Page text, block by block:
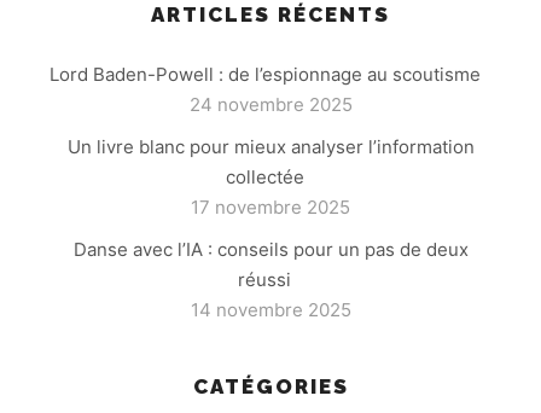
ARTICLES RÉCENTS
Lord Baden-Powell : de l’espionnage au scoutisme
24 novembre 2025
Un livre blanc pour mieux analyser l’information
collectée
17 novembre 2025
Danse avec l’IA : conseils pour un pas de deux
réussi
14 novembre 2025
CATÉGORIES